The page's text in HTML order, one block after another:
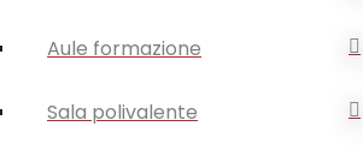
Aule formazione
Sala polivalente